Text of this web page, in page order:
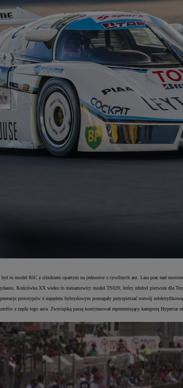
to model 85C z silnikiem opartym na jednostce z cywilnych aut. Lata prac nad
Końcówka XX wieku to niesamowity model TS020, który zdobył pierwsze dla
prototypów z napędem hybrydowym pomagały przyspieszać rozwój
z rzędu tego auta. Zwycięską passę kontynuował reprezentujący kategorię